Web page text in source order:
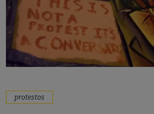
protestos